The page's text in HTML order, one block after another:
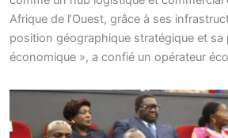
Afrique de l’Ouest, grâce à ses
position géographique stratégique et sa
économique », a confié un opérateur